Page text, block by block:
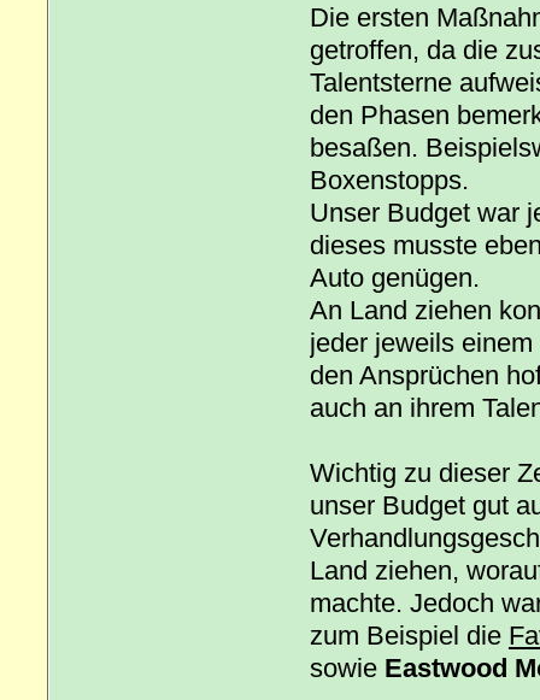
Die ersten
getroffen, da die
Talentsterne
den Phasen
besaßen.
Boxenstopps.
Unser Budget war
dieses musste
Auto genügen.
An Land ziehen
jeder jeweils
den Ansprüchen
auch an ihrem
Wichtig zu dieser
unser Budget gut
Land ziehen,
machte. Jedoch
zum Beispiel die
sowie Eastwood